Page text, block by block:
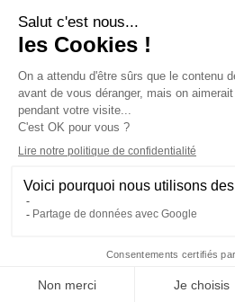
Notre société
Votre compte
Marchand approuvé par la Société
pour vérifier
© 2026 - Insectösphere
Thème développé par Axelwebet